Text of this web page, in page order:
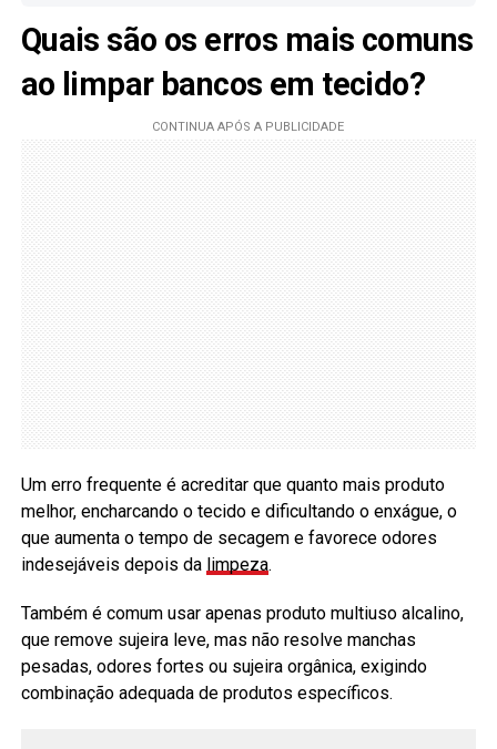
Quais são os erros mais comuns
ao limpar bancos em tecido?
Um erro frequente é acreditar que quanto mais produto
melhor, encharcando o tecido e dificultando o enxágue, o
que aumenta o tempo de secagem e favorece odores
indesejáveis depois da limpeza.
Também é comum usar apenas produto multiuso alcalino,
que remove sujeira leve, mas não resolve manchas
pesadas, odores fortes ou sujeira orgânica, exigindo
combinação adequada de produtos específicos.